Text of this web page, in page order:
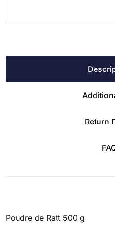
Return
Poudre de Ratt 500 g